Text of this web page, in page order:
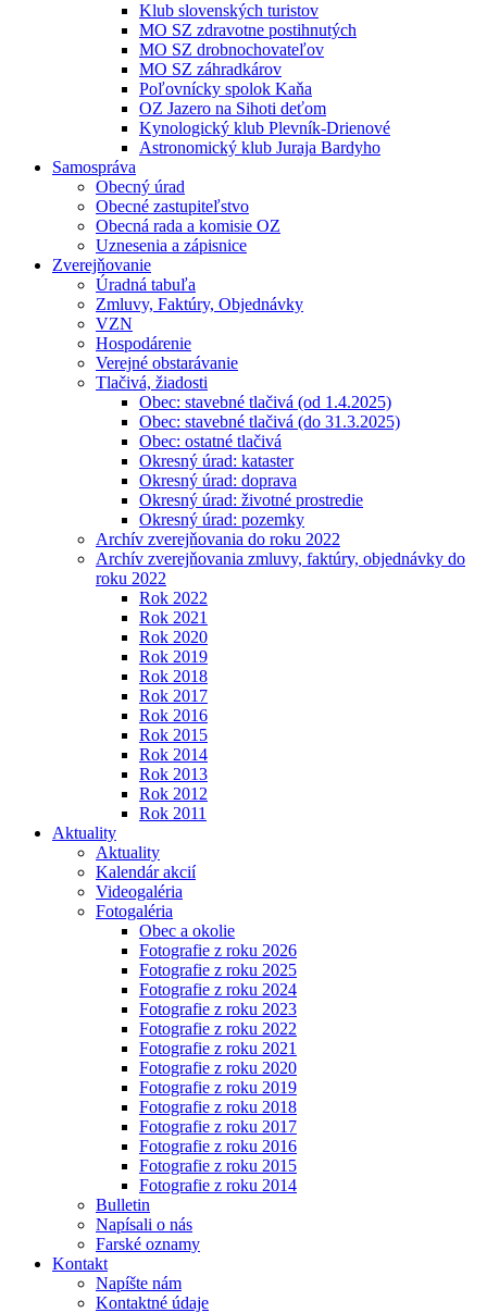
Klub slovenských turistov
MO SZ zdravotne postihnutých
MO SZ drobnochovateľov
MO SZ záhradkárov
Poľovnícky spolok Kaňa
OZ Jazero na Sihoti deťom
Kynologický klub Plevník-Drienové
Astronomický klub Juraja Bardyho
Samospráva
Obecný úrad
Obecné zastupiteľstvo
Obecná rada a komisie OZ
Uznesenia a zápisnice
Zverejňovanie
Úradná tabuľa
Zmluvy, Faktúry, Objednávky
VZN
Hospodárenie
Verejné obstarávanie
Tlačivá, žiadosti
Obec: stavebné tlačivá (od 1.4.2025)
Obec: stavebné tlačivá (do 31.3.2025)
Obec: ostatné tlačivá
Okresný úrad: kataster
Okresný úrad: doprava
Okresný úrad: životné prostredie
Okresný úrad: pozemky
Archív zverejňovania do roku 2022
Archív zverejňovania zmluvy, faktúry, objednávky do
roku 2022
Rok 2022
Rok 2021
Rok 2020
Rok 2019
Rok 2018
Rok 2017
Rok 2016
Rok 2015
Rok 2014
Rok 2013
Rok 2012
Rok 2011
Aktuality
Aktuality
Kalendár akcií
Videogaléria
Fotogaléria
Obec a okolie
Fotografie z roku 2026
Fotografie z roku 2025
Fotografie z roku 2024
Fotografie z roku 2023
Fotografie z roku 2022
Fotografie z roku 2021
Fotografie z roku 2020
Fotografie z roku 2019
Fotografie z roku 2018
Fotografie z roku 2017
Fotografie z roku 2016
Fotografie z roku 2015
Fotografie z roku 2014
Bulletin
Napísali o nás
Farské oznamy
Kontakt
Napíšte nám
Kontaktné údaje